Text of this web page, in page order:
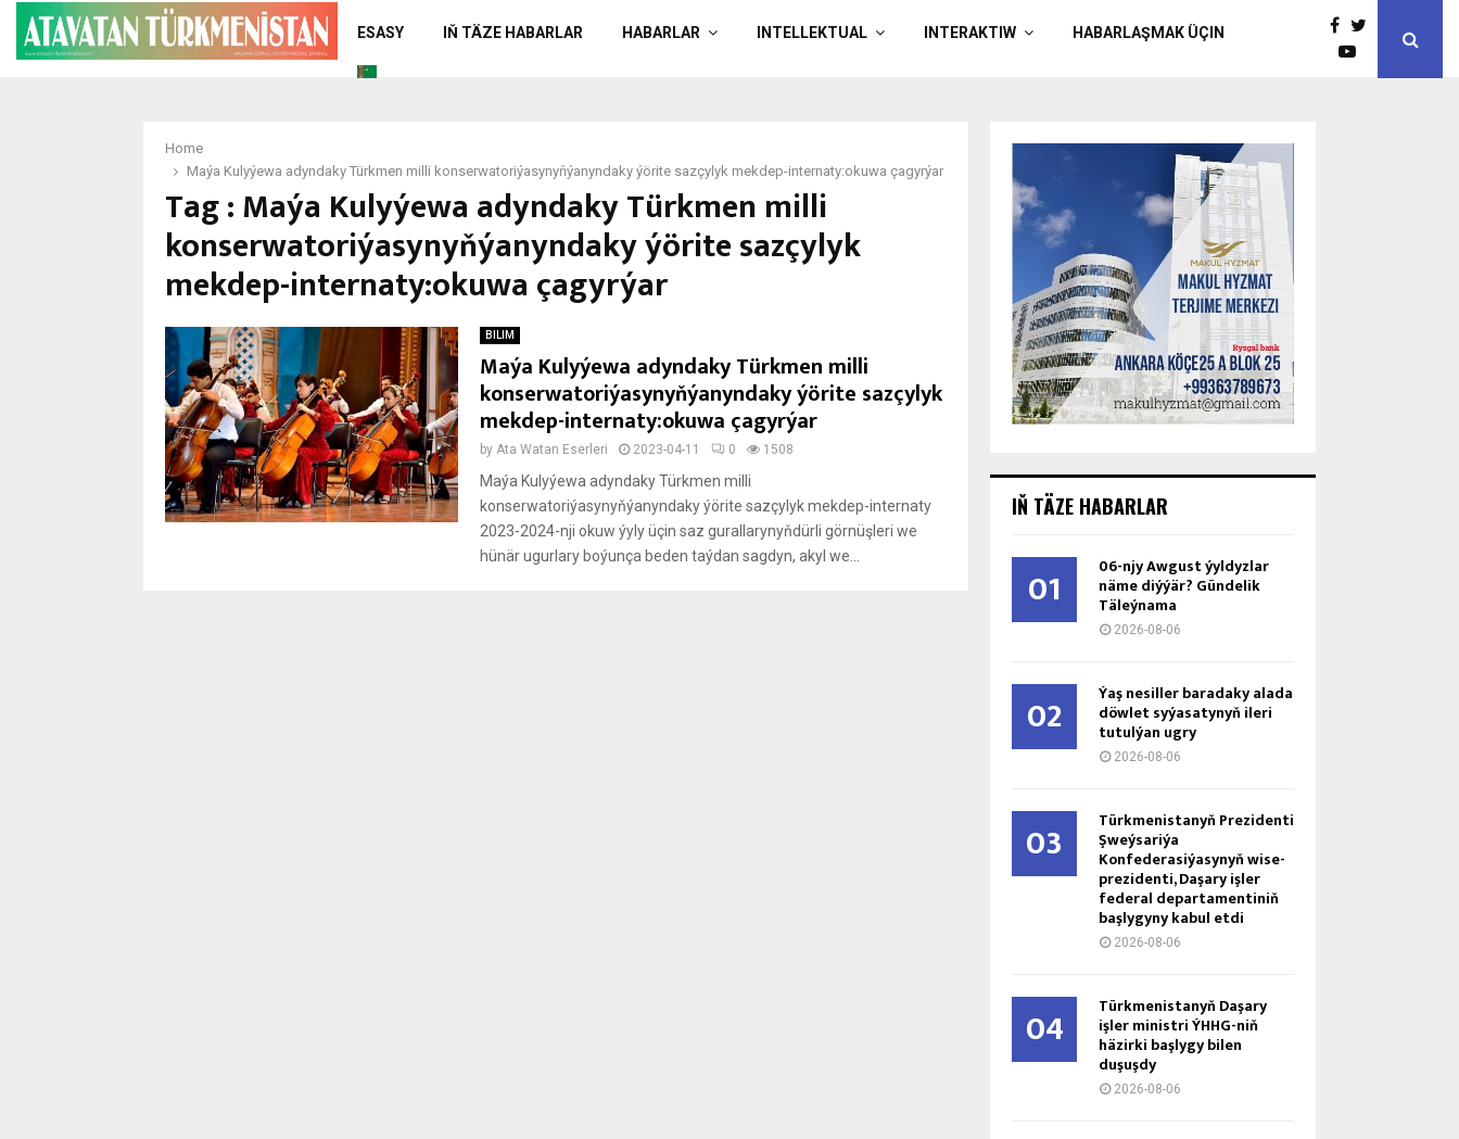
ESASY IŇ TÄZE HABARLAR HABARLAR INTELLEKTUAL INTERAKTIW HABARLAŞMAK ÜÇIN
Home
Maýa Kulyýewa adyndaky Türkmen milli konserwatoriýasynyňýanyndaky ýörite sazçylyk mekdep-internaty:okuwa çagyrýar
Tag : Maýa Kulyýewa adyndaky Türkmen milli
konserwatoriýasynyňýanyndaky ýörite sazçylyk
mekdep-internaty:okuwa çagyrýar
BILIM
Maýa Kulyýewa adyndaky Türkmen milli
konserwatoriýasynyňýanyndaky ýörite sazçylyk
mekdep-internaty:okuwa çagyrýar
by Ata Watan Eserleri 2023-04-11 0 1508
Maýa Kulyýewa adyndaky Türkmen milli
konserwatoriýasynyňýanyndaky ýörite sazçylyk mekdep-internaty
2023-2024-nji okuw ýyly üçin saz gurallarynyňdürli görnüşleri we
hünär ugurlary boýunça beden taýdan sagdyn, akyl we...
IŇ TÄZE HABARLAR
01 06-njy Awgust ýyldyzlar
näme diýýär? Gündelik
Täleýnama
2026-08-06
02 Ýaş ne­sil­ler ba­ra­da­ky ala­da
döw­let sy­ýa­sa­ty­nyň ile­ri
tu­tul­ýan ug­ry
2026-08-06
03 Türkmenistanyň Prezidenti
Şweýsariýa
Konfederasiýasynyň wise-
prezidenti, Daşary işler
federal departamentiniň
başlygyny kabul etdi
2026-08-06
04 Türkmenistanyň Daşary
işler ministri ÝHHG-niň
häzirki başlygy bilen
duşuşdy
2026-08-06